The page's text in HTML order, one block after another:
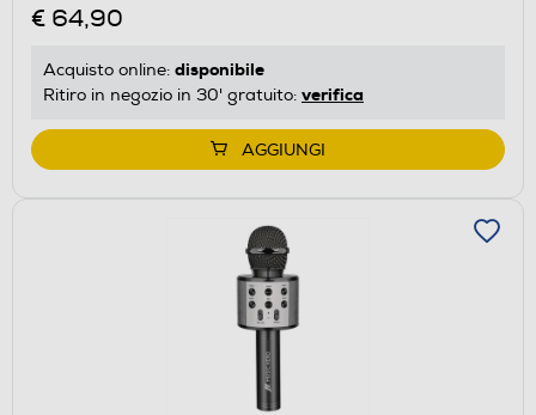
€ 64,90
Acquisto online: disponibile
Ritiro in negozio in 30' gratuito: verifica
AGGIUNGI